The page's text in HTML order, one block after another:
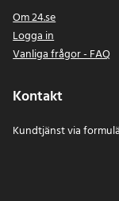
Om 24.se
Logga in
Vanliga frågor - FAQ
Kontakt
Kundtjänst via